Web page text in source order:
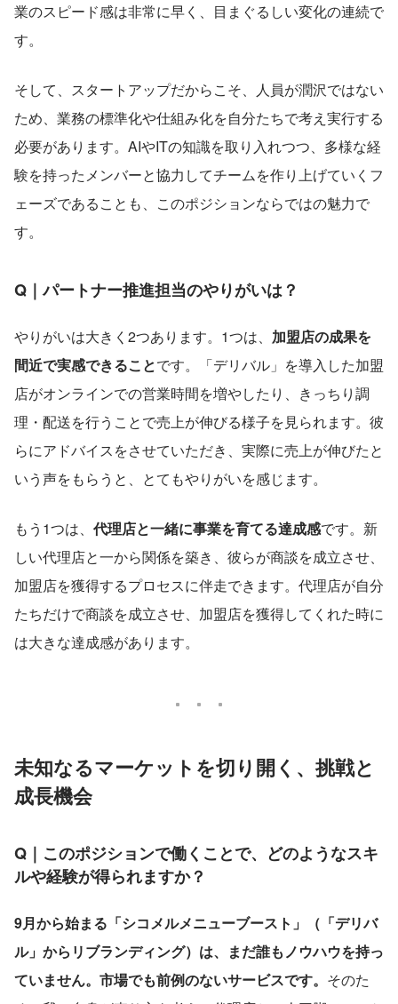
業のスピード感は非常に早く、目まぐるしい変化の連続で
す。
そして、スタートアップだからこそ、人員が潤沢ではない
ため、業務の標準化や仕組み化を自分たちで考え実行する
必要があります。AIやITの知識を取り入れつつ、多様な経
験を持ったメンバーと協力してチームを作り上げていくフ
ェーズであることも、このポジションならではの魅力で
す。
Q｜パートナー推進担当のやりがいは？
やりがいは大きく2つあります。1つは、 加盟店の成果を
間近で実感できることです。「デリバル」を導入した加盟
店がオンラインでの営業時間を増やしたり、きっちり調
理・配送を行うことで売上が伸びる様子を見られます。彼
らにアドバイスをさせていただき、実際に売上が伸びたと
いう声をもらうと、とてもやりがいを感じます。
もう1つは、 代理店と一緒に事業を育てる達成感です。新
しい代理店と一から関係を築き、彼らが商談を成立させ、
加盟店を獲得するプロセスに伴走できます。代理店が自分
たちだけで商談を成立させ、加盟店を獲得してくれた時に
は大きな達成感があります。
未知なるマーケットを切り開く、挑戦と
成長機会
Q｜このポジションで働くことで、どのようなスキ
ルや経験が得られますか？
9月から始まる「シコメルメニューブースト」（「デリバ
ル」からリブランディング）は、まだ誰もノウハウを持っ
ていません。市場でも前例のないサービスです。 そのた